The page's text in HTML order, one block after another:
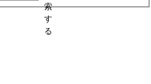
索
す
る